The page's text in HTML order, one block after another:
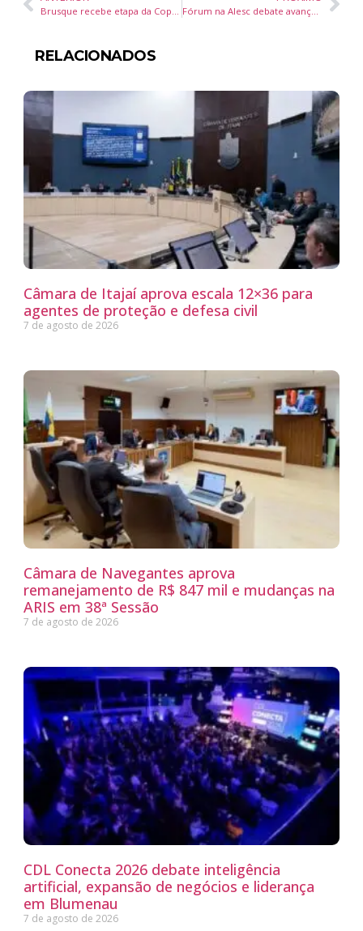
Brusque recebe etapa da Copa Brasil de Paraciclismo 2026 com pontuação para ranking mundial Fórum na Alesc debate avanços e desafios das políticas de proteção e bem-estar animal em Santa Catarina
RELACIONADOS
Câmara de Itajaí aprova escala 12×36 para
agentes de proteção e defesa civil
7 de agosto de 2026
Câmara de Navegantes aprova
remanejamento de R$ 847 mil e mudanças na
ARIS em 38ª Sessão
7 de agosto de 2026
CDL Conecta 2026 debate inteligência
artificial, expansão de negócios e liderança
em Blumenau
7 de agosto de 2026